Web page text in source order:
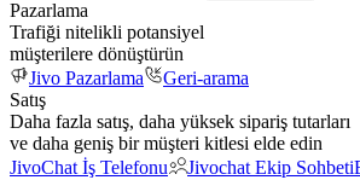
Pazarlama
Trafiği nitelikli potansiyel
müşterilere dönüştürün
Jivo Pazarlama
Geri-arama
Satış
Daha fazla satış, daha yüksek sipariş tutarları
ve daha geniş bir müşteri kitlesi elde edin
JivoChat İş Telefonu
Jivochat Ekip Sohbeti